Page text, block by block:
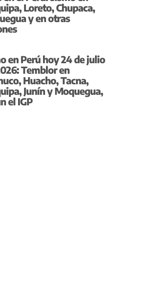
Loreto, Chupaca,
y en otras
en Perú hoy 24 de julio
Temblor en
Huacho, Tacna,
Junín y Moquegua,
el IGP